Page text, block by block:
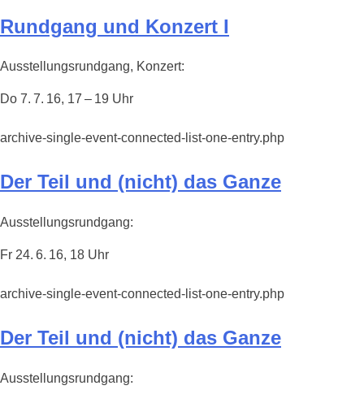
Rundgang und Konzert I
Ausstellungsrundgang, Konzert:
Do 7. 7. 16, 17 – 19 Uhr
archive-single-event-connected-list-one-entry.php
Der Teil und (nicht) das Ganze
Ausstellungsrundgang:
Fr 24. 6. 16, 18 Uhr
archive-single-event-connected-list-one-entry.php
Der Teil und (nicht) das Ganze
Ausstellungsrundgang: